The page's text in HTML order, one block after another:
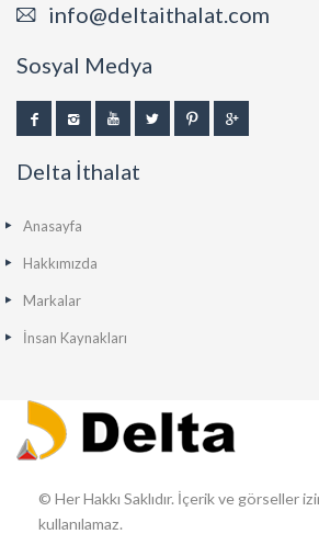
info@deltaithalat.com
Sosyal Medya
Delta İthalat
Anasayfa
Hakkımızda
Markalar
İnsan Kaynakları
© Her Hakkı Saklıdır. İçerik ve görseller
kullanılamaz.